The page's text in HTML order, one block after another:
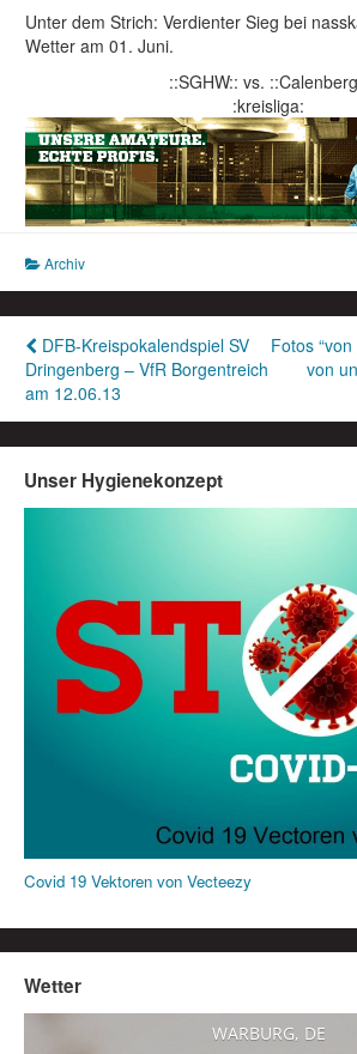
Unter dem Strich: Verdienter Sieg bei
Wetter am 01. Juni.
::SGHW:: vs.
:kreisliga:
Archiv
Beitragsnavigation
DFB-Kreispokalendspiel SV
Dringenberg – VfR Borgentreich
am 12.06.13
Fotos
von
Unser Hygienekonzept
Covid 19 Vektoren von Vecteezy
Wetter
WARBURG, DE